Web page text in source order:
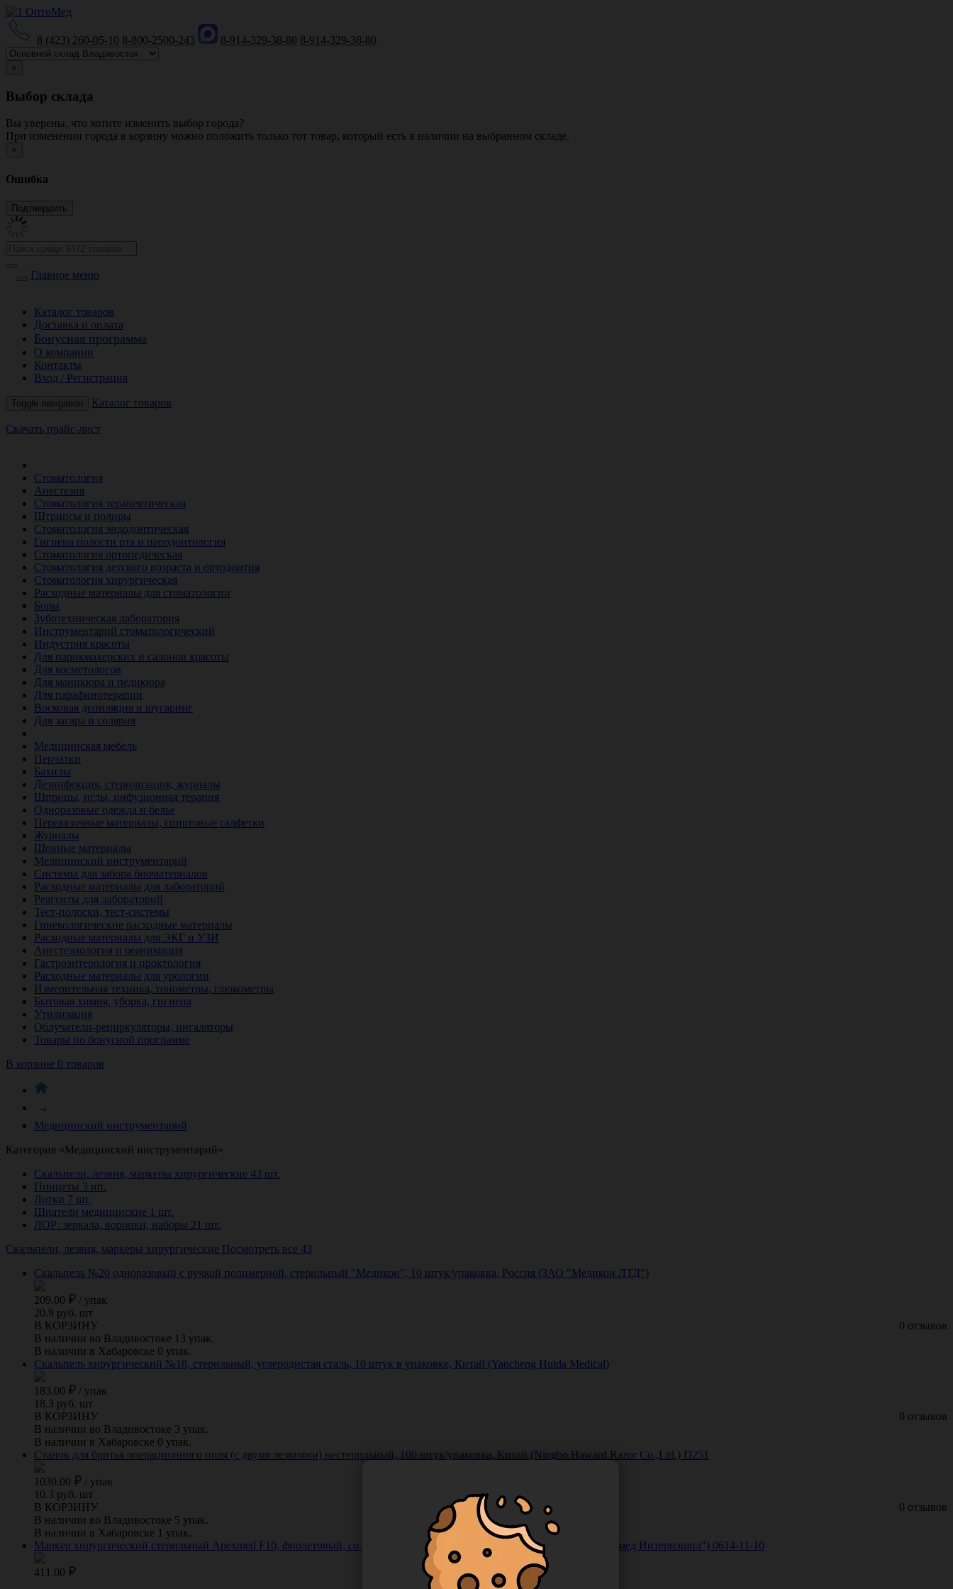
8 (423) 260-05-10 8-800-2500-243 8-914-329-38-80 8-914-329-38-80
×
Выбор склада
Вы уверены, что хотите изменить выбор города?
При изменении города в корзину можно положить только тот товар, который есть в наличии на выбранном складе.
×
Ошибка
Главное меню
Каталог товаров
Доставка и оплата
Бонусная программа
О компании
Контакты
Вход / Регистрация
Toggle navigation Каталог товаров
Скачать прайс-лист
Стоматология
Анестезия
Стоматология терапевтическая
Штрипсы и полиры
Стоматология эндодонтическая
Гигиена полости рта и пародонтология
Стоматология ортопедическая
Стоматология детского возраста и ортодонтия
Стоматология хирургическая
Расходные материалы для стоматологии
Боры
Зуботехническая лаборатория
Инструментарий стоматологический
Индустрия красоты
Для парикмахерских и салонов красоты
Для косметологов
Для маникюра и педикюра
Для парафинотерапии
Восковая депиляция и шугаринг
Для загара и солярия
Медицинская мебель
Перчатки
Бахилы
Дезинфекция, стерилизация, журналы
Шприцы, иглы, инфузионная терапия
Одноразовые одежда и белье
Перевязочные материалы, спиртовые салфетки
Журналы
Шовные материалы
Медицинский инструментарий
Системы для забора биоматериалов
Расходные материалы для лабораторий
Реагенты для лабораторий
Тест-полоски, тест-системы
Гинекологические расходные материалы
Расходные материалы для ЭКГ и УЗИ
Анестезиология и реанимация
Гастроэнтерология и проктология
Расходные материалы для урологии
Измерительная техника, тонометры, глюкометры
Бытовая химия, уборка, гигиена
Утилизация
Облучатели-рециркуляторы, ингаляторы
Товары по бонусной программе
В корзине 0 товаров
→
Медицинский инструментарий
Категория «Медицинский инструментарий»
Скальпели, лезвия, маркеры хирургические 43 шт.
Пинцеты 3 шт.
Лотки 7 шт.
Шпатели медицинские 1 шт.
ЛОР: зеркала, воронки, наборы 21 шт.
Скальпели, лезвия, маркеры хирургические Посмотреть все 43
Скальпель №20 одноразовый с ручкой полимерной, стерильный "Медикон", 10 штук/упаковка, Россия (ЗАО "Медикон ЛТД")
209.00 / упак
20.9 руб. шт
0 отзывов
В КОРЗИНУ
В наличии во Владивостоке 13 упак.
В наличии в Хабаровске 0 упак.
Скальпель хирургический №18, стерильный, углеродистая сталь, 10 штук в упаковке, Китай (Yancheng Huida Medical)
183.00 / упак
18.3 руб. шт
0 отзывов
В КОРЗИНУ
В наличии во Владивостоке 3 упак.
В наличии в Хабаровске 0 упак.
Станок для бритья операционного поля (с двумя лезвиями) нестерильный, 100 штук/упаковка, Китай (Ningbo Haward Razor Co.,Ltd.) D251
1030.00 / упак
10.3 руб. шт
0 отзывов
В КОРЗИНУ
В наличии во Владивостоке 5 упак.
В наличии в Хабаровске 1 упак.
Маркер хирургический стерильный Apexmed F10, фиолетовый, cо стандартным стержнем 1,0 мм, Нидерланды ("Апексмед Интернэшнл") 0614-11-10
411.00